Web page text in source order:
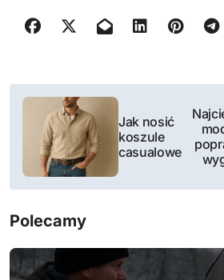
N
w
i
g
a
Jak nosić
koszule
casualowe
Polecamy